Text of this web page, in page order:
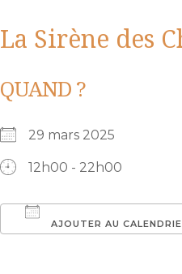
La Sirène des
QUAND ?
29 mars 2025
12h00 - 22h00
AJOUTER AU